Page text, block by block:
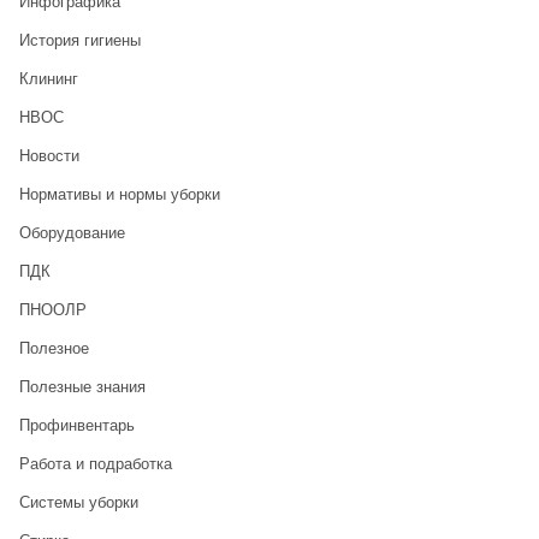
История гигиены
Клининг
НВОС
Новости
Нормативы и нормы уборки
Оборудование
ПДК
ПНООЛР
Полезное
Полезные знания
Профинвентарь
Работа и подработка
Системы уборки